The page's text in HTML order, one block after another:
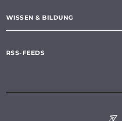
WISSEN & BILDUNG
RSS-FEEDS